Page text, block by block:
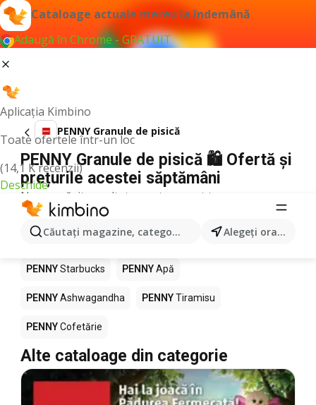
Cataloage actuale mereu la îndemână
Adaugă în Chrome - GRATUIT
Aplicația Kimbino
Toate ofertele într-un loc
(14,1 K recenzii)
Deschide
Căutaţi magazine, categorii, produse... Alegeţi oraşul
PENNY Granule de pisică
PENNY Granule de pisică 🛍️ Ofertă și
prețurile acestei săptămâni
Nu am găsit rezultate pentru acest termen.
Alte produse în magazine PENNY
PENNY Pizza PENNY Mango LEGO
PENNYStarbucks PENNYApă
PENNYAshwagandha PENNYTiramisu
PENNYCofetărie
Alte cataloage din categorie